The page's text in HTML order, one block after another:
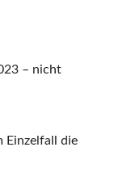
– nicht
Einzelfall die